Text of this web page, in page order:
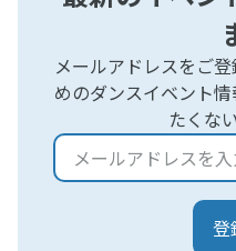
メールアドレスをご
めのダンスイベント
たくな
登